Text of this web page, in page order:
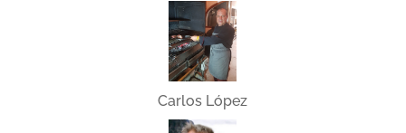
Carlos López